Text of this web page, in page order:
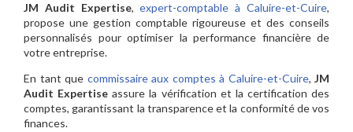
JM Audit Expertise,expert-comptable à Caluire-et-Cuire,
propose une gestion comptable rigoureuse et des conseils
personnalisés pour optimiser la performance financière de
votre entreprise.
En tant que commissaire aux comptes à Caluire-et-Cuire, JM
Audit Expertise assure la vérification et la certification des
comptes, garantissant la transparence et la conformité de vos
finances.